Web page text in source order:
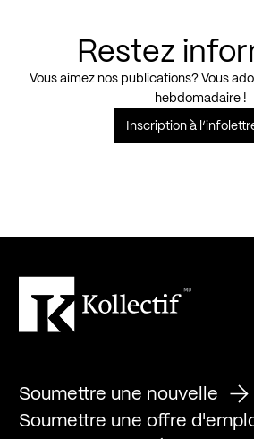
Restez
Vous aimez nos publications? Vous
hebdomadaire !
Inscription à
Soumettre une nouvelle
Soumettre une offre